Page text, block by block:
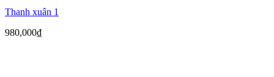
Thanh xuân 1
980,000₫